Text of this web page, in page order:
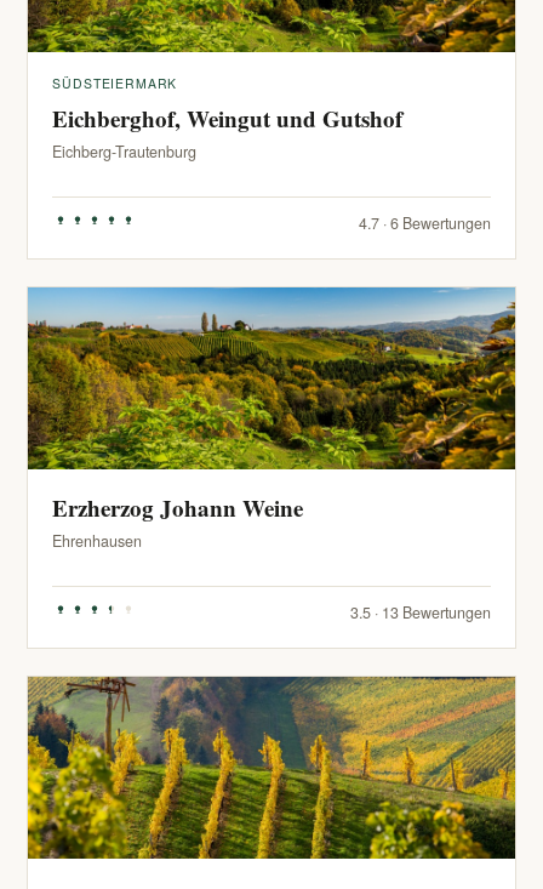
SÜDSTEIERMARK
Eichberghof, Weingut und Gutshof
Eichberg-Trautenburg
4.7 · 6 Bewertungen
Erzherzog Johann Weine
Ehrenhausen
3.5 · 13 Bewertungen